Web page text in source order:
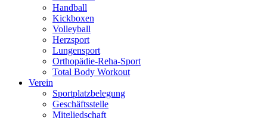
Handball
Kickboxen
Volleyball
Herzsport
Lungensport
Orthopädie-Reha-Sport
Total Body Workout
Verein
Sportplatzbelegung
Geschäftsstelle
Mitgliedschaft